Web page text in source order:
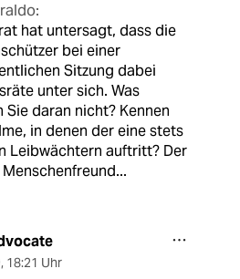
hat untersagt, dass die
bei einer
Sitzung dabei
unter sich. Was
Sie daran nicht? Kennen
in denen der eine stets
Leibwächtern auftritt? Der
, 18:21 Uhr